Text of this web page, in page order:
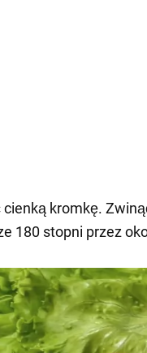
cienką kromkę.
180 stopni przez